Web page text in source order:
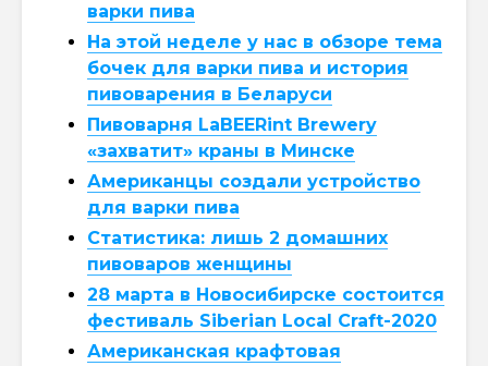
варки пива
На этой неделе у нас в обзоре тема
бочек для варки пива и история
пивоварения в Беларуси
Пивоварня LaBEERint Brewery
«захватит» краны в Минске
Американцы создали устройство
для варки пива
Статистика: лишь 2 домашних
пивоваров женщины
28 марта в Новосибирске состоится
фестиваль Siberian Local Craft-2020
Американская крафтовая